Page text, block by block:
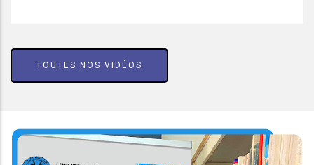
TOUTES NOS VIDÉOS